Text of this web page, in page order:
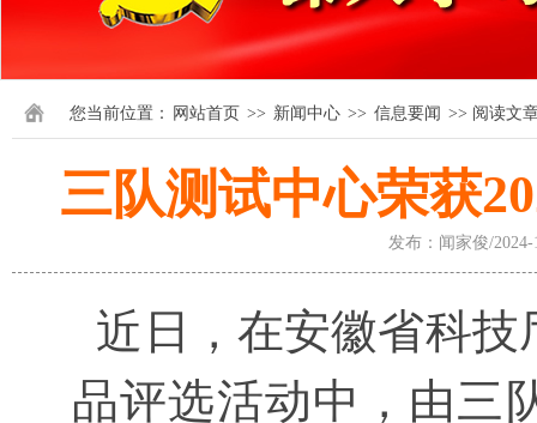
您当前位置： 网站首页 >> 新闻中心 >> 信息要闻 >> 阅读文
三队测试中心荣获
发布：闻家俊/
近日，在安徽省科技
品评选活动中，由三